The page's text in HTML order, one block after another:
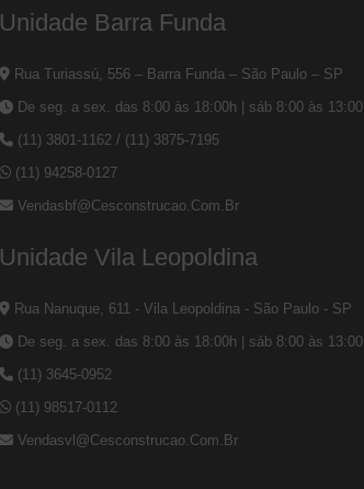
Unidade Barra Funda
Rua Turiassú, 556 – Barra Funda – São Paulo – SP
De seg. a sex. das 8:00 às 18:00h | sáb 8:00 às 13:00
(11) 3801-1162 / (11) 3875-7195
(11) 94258-0127
Vendasbf@cesconstrucao.com.br
Unidade Vila Leopoldina
Rua Nanuque, 611 - Vila Leopoldina - São Paulo - SP
De seg. a sex. das 8:00 às 18:00h | sáb 8:00 às 13:00
(11) 3645-0952
(11) 98517-0112
Vendasvl@cesconstrucao.com.br